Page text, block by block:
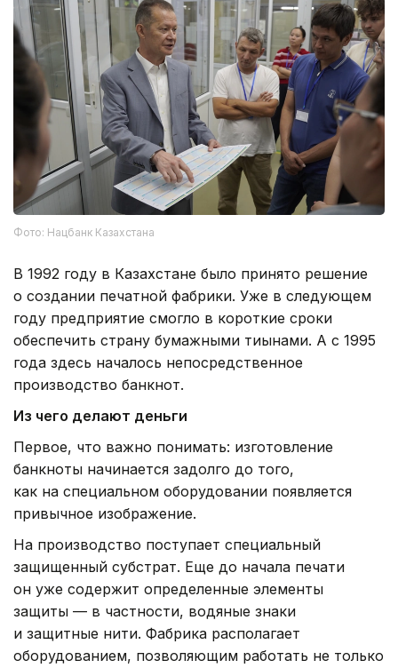
Фото: Нацбанк Казахстана
В 1992 году в Казахстане было принято решение
о создании печатной фабрики. Уже в следующем
году предприятие смогло в короткие сроки
обеспечить страну бумажными тиынами. А с 1995
года здесь началось непосредственное
производство банкнот.
Из чего делают деньги
Первое, что важно понимать: изготовление
банкноты начинается задолго до того,
как на специальном оборудовании появляется
привычное изображение.
На производство поступает специальный
защищенный субстрат. Еще до начала печати
он уже содержит определенные элементы
защиты — в частности, водяные знаки
и защитные нити. Фабрика располагает
оборудованием, позволяющим работать не только